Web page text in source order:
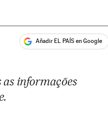
Añadir EL PAÍS en Google
as informações